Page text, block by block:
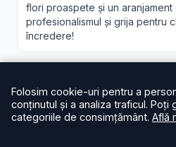
flori proaspete și un
profesionalismul și grija pentru
încredere!
Folosim cookie-uri pentru a
conținutul și a analiza traficul. Poți
categoriile de consimțământ. Află